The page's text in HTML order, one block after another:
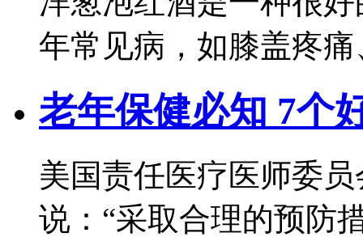
年常见病，如膝盖疼
老年保健必知 7个
美国责任医疗医师委
说：“采取合理的预防